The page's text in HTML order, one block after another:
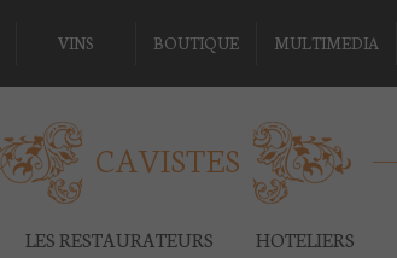
VINS BOUTIQUE MULTIMEDIA
CAVISTES
LES RESTAURATEURS HOTELIERS